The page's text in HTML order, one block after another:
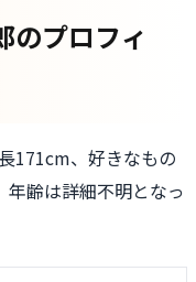
のプロフィ
171cm、好きなもの
年齢は詳細不明となっ